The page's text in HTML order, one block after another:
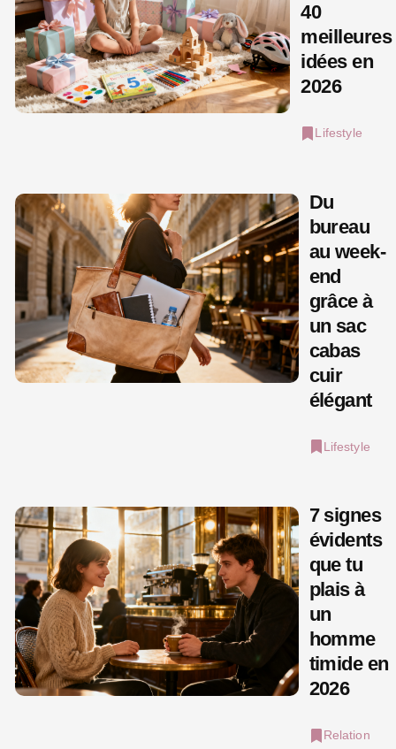
40
meilleures
idées en
2026
Lifestyle
Du
bureau
au week-
end
grâce à
un sac
cabas
cuir
élégant
Lifestyle
7 signes
évidents
que tu
plais à
un
homme
timide en
2026
Relation